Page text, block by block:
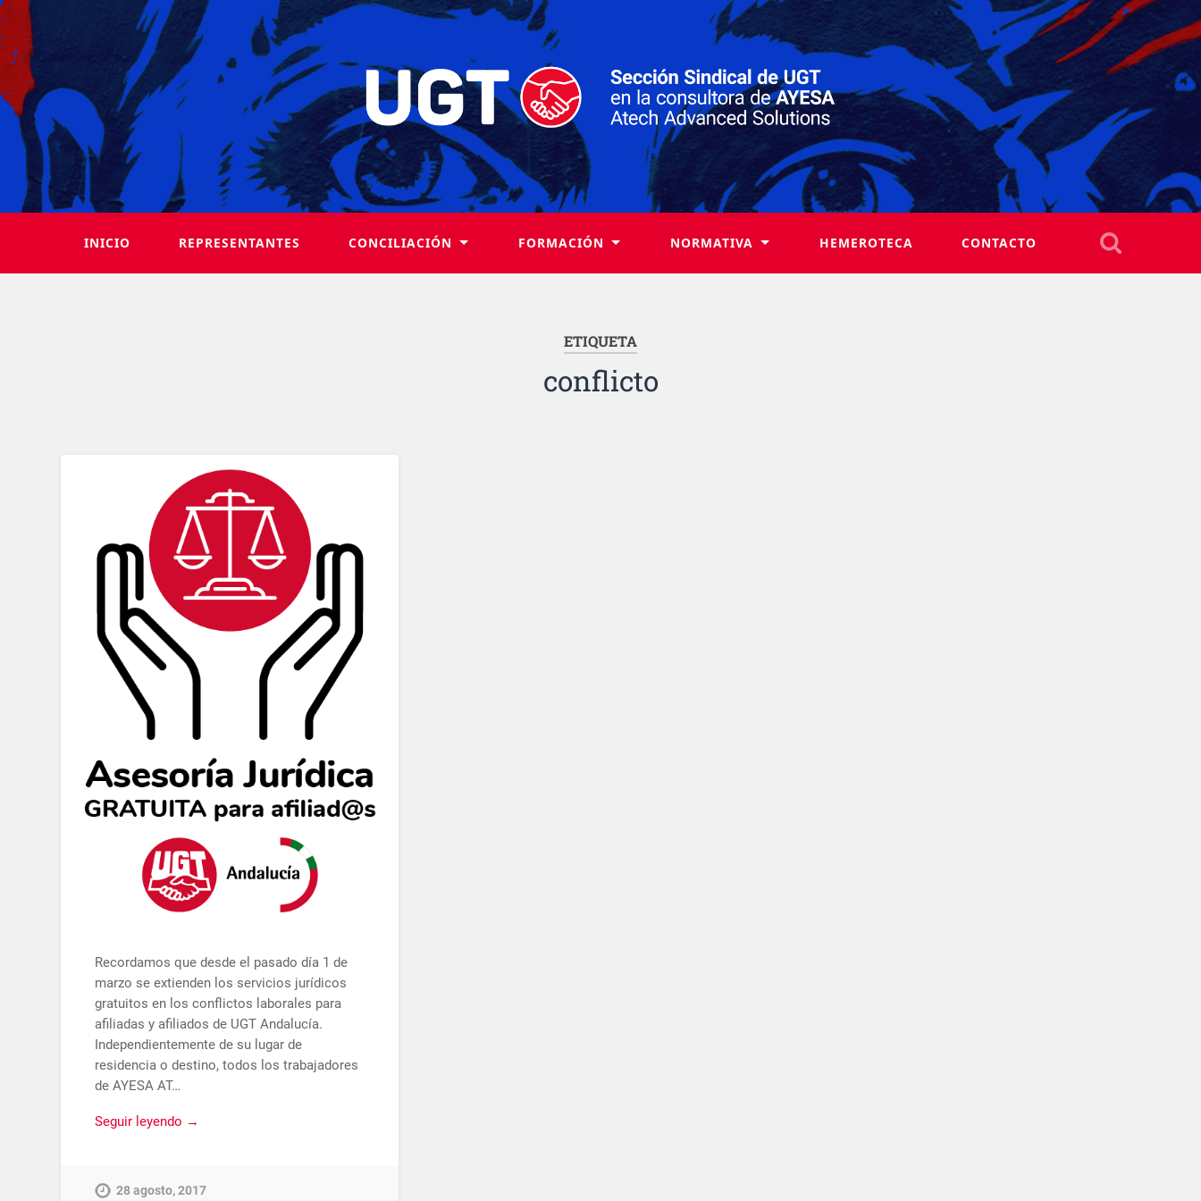
INICIO REPRESENTANTES CONCILIACIÓN FORMACIÓN NORMATIVA HEMEROTECA CONTACTO
ETIQUETA
conflicto
Recordamos que desde el pasado día 1 de
marzo se extienden los servicios jurídicos
gratuitos en los conflictos laborales para
afiliadas y afiliados de UGT Andalucía.
Independientemente de su lugar de
residencia o destino, todos los trabajadores
de AYESA AT…
Seguir leyendo →
28 agosto, 2017